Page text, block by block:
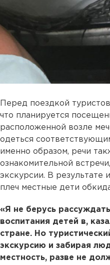
Перед поездкой
что планируется
расположенной возле
одеться
именно образом, речи
ознакомительной
экскурсии. В результате
плеч местные дети
«Я не берусь
воспитания детей в,
стране. Но
экскурсию и забирая
местность, разве не